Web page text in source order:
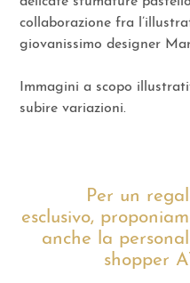
collaborazione fra
giovanissimo designer
Immagini a scopo
subire variazioni.
Per un
esclusivo,
anche la
shopper